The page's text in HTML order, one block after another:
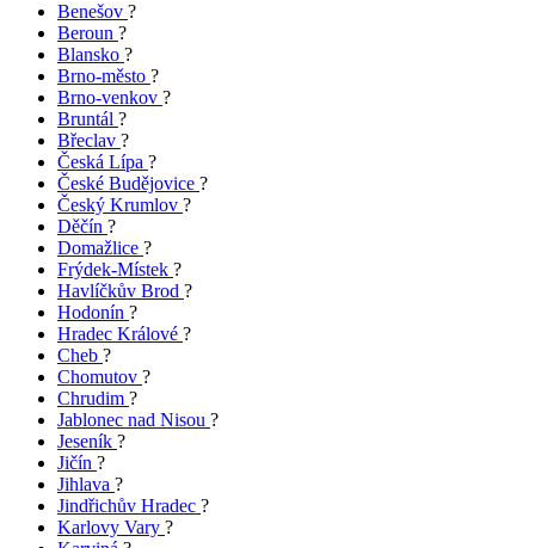
Benešov ?
Beroun ?
Blansko ?
Brno-město ?
Brno-venkov ?
Bruntál ?
Břeclav ?
Česká Lípa ?
České Budějovice ?
Český Krumlov ?
Děčín ?
Domažlice ?
Frýdek-Místek ?
Havlíčkův Brod ?
Hodonín ?
Hradec Králové ?
Cheb ?
Chomutov ?
Chrudim ?
Jablonec nad Nisou ?
Jeseník ?
Jičín ?
Jihlava ?
Jindřichův Hradec ?
Karlovy Vary ?